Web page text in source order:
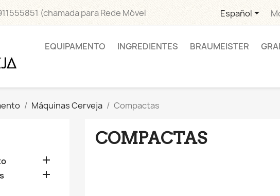
(chamada para Rede Móvel
Español
EQUIPAMENTO INGREDIENTES BRAUMEISTER
Máquinas Cerveja Compactas


COMPACTAS